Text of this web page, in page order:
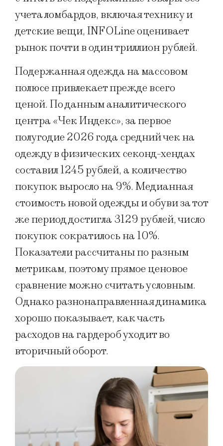
учета ломбардов, включая технику и
детские вещи, INFOLine оценивает
рынок почти в один триллион рублей.
Подержанная одежда на массовом
полюсе привлекает прежде всего
ценой. По данным аналитического
центра «Чек Индекс», за первое
полугодие 2026 года средний чек на
одежду в физических секонд-хендах
составил 1245 рублей, а количество
покупок выросло на 9%. Медианная
стоимость новой одежды и обуви за тот
же период достигла 3129 рублей, число
покупок сократилось на 10%.
Показатели рассчитаны по разным
метрикам, поэтому прямое ценовое
сравнение можно считать условным.
Однако разнонаправленная динамика
хорошо показывает, как часть
расходов на гардероб уходит во
вторичный оборот.